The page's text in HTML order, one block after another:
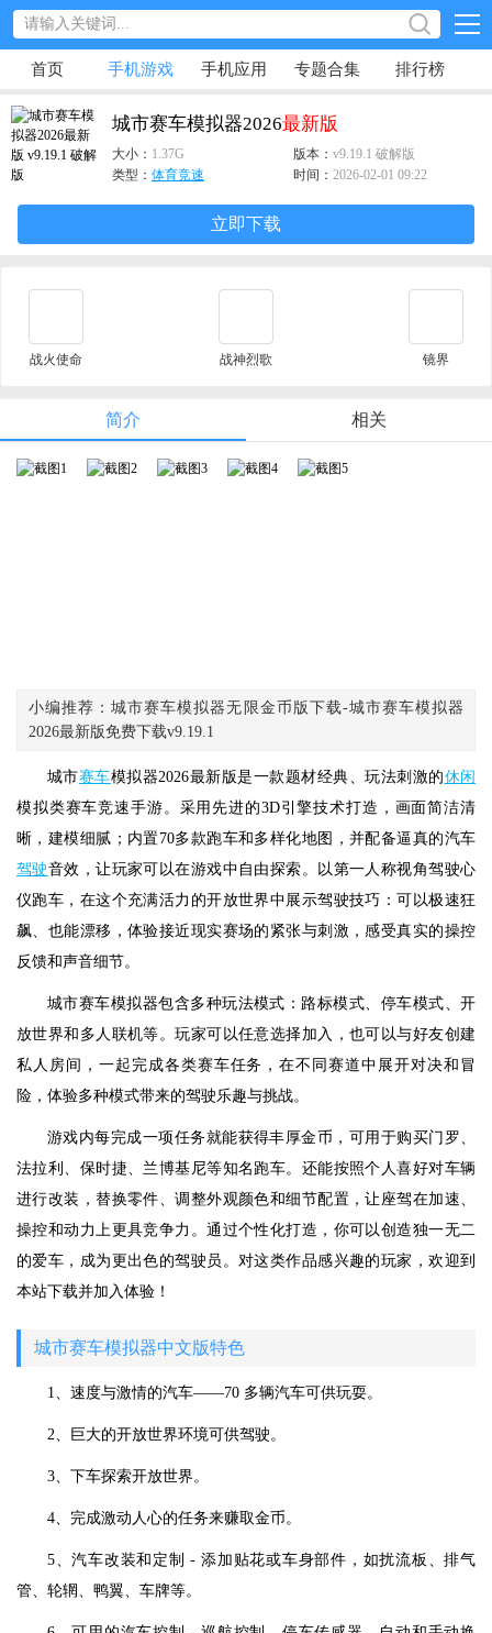
首页 手机游戏 手机应用 专题合集 排行榜
城市赛车模拟器2026最新版
大小： 1.37G 版本： v9.19.1 破解版
类型： 体育竞速 时间： 2026-02-01 09:22
立即下载
战火使命 战神烈歌 镜界
简介 相关
小编推荐：城市赛车模拟器无限金币版下载-城市赛车模拟器
2026最新版免费下载v9.19.1
城市赛车模拟器2026最新版是一款题材经典、玩法刺激的休闲
模拟类赛车竞速手游。采用先进的3D引擎技术打造，画面简洁清
晰，建模细腻；内置70多款跑车和多样化地图，并配备逼真的汽车
驾驶音效，让玩家可以在游戏中自由探索。以第一人称视角驾驶心
仪跑车，在这个充满活力的开放世界中展示驾驶技巧：可以极速狂
飙、也能漂移，体验接近现实赛场的紧张与刺激，感受真实的操控
反馈和声音细节。
城市赛车模拟器包含多种玩法模式：路标模式、停车模式、开
放世界和多人联机等。玩家可以任意选择加入，也可以与好友创建
私人房间，一起完成各类赛车任务，在不同赛道中展开对决和冒
险，体验多种模式带来的驾驶乐趣与挑战。
游戏内每完成一项任务就能获得丰厚金币，可用于购买门罗、
法拉利、保时捷、兰博基尼等知名跑车。还能按照个人喜好对车辆
进行改装，替换零件、调整外观颜色和细节配置，让座驾在加速、
操控和动力上更具竞争力。通过个性化打造，你可以创造独一无二
的爱车，成为更出色的驾驶员。对这类作品感兴趣的玩家，欢迎到
本站下载并加入体验！
城市赛车模拟器中文版特色
1、速度与激情的汽车——70 多辆汽车可供玩耍。
2、巨大的开放世界环境可供驾驶。
3、下车探索开放世界。
4、完成激动人心的任务来赚取金币。
5、汽车改装和定制 - 添加贴花或车身部件，如扰流板、排气
管、轮辋、鸭翼、车牌等。